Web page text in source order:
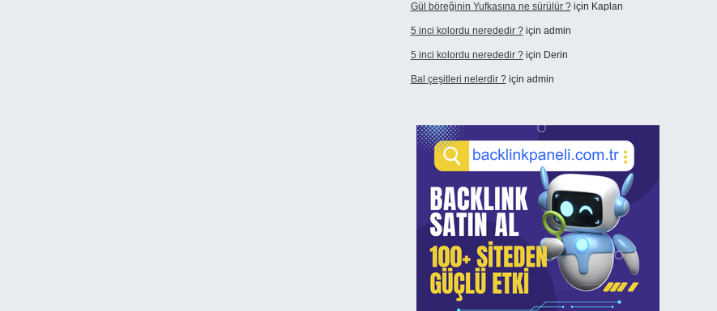
Gül böreğinin Yufkasına ne sürülür ?için Kaplan
5 inci kolordu nerededir ?için admin
5 inci kolordu nerededir ?için Derin
Bal çeşitleri nelerdir ?için admin